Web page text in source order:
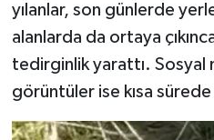
yılanlar, son günlerde
alanlarda da ortaya
tedirginlik yarattı. Sosyal
görüntüler ise kısa